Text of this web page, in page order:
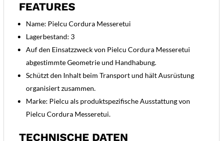
FEATURES
Name: Pielcu Cordura Messeretui
Lagerbestand: 3
Auf den Einsatzzweck von Pielcu Cordura Messeretui
abgestimmte Geometrie und Handhabung.
Schützt den Inhalt beim Transport und hält Ausrüstung
organisiert zusammen.
Marke: Pielcu als produktspezifische Ausstattung von
Pielcu Cordura Messeretui.
TECHNISCHE DATEN